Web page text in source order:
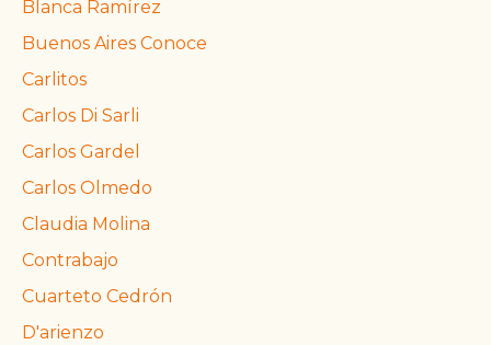
Blanca Ramírez
Buenos Aires Conoce
Carlitos
Carlos Di Sarli
Carlos Gardel
Carlos Olmedo
Claudia Molina
Contrabajo
Cuarteto Cedrón
D'arienzo